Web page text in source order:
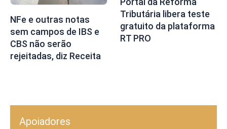
NFe e outras notas
sem campos de IBS e
CBS não serão
rejeitadas, diz Receita
Tributária libera teste
gratuito da plataforma
RT PRO
Apoiadores